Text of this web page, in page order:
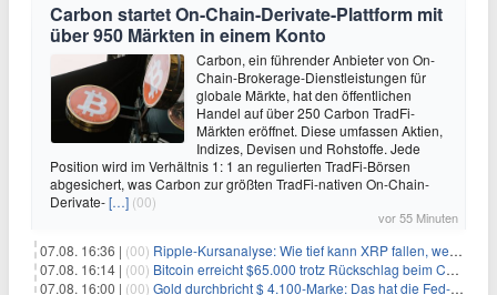
Carbon startet On-Chain-Derivate-Plattform mit
über 950 Märkten in einem Konto
Carbon, ein führender Anbieter von On-
Chain-Brokerage-Dienstleistungen für
globale Märkte, hat den öffentlichen
Handel auf über 250 Carbon TradFi-
Märkten eröffnet. Diese umfassen Aktien,
Indizes, Devisen und Rohstoffe. Jede
Position wird im Verhältnis 1: 1 an regulierten TradFi-Börsen
abgesichert, was Carbon zur größten TradFi-nativen On-Chain-
Derivate-[…] (00)
vor 55 Minuten
07.08. 16:36 | (00) Ripple-Kursanalyse: Wie tief kann XRP fallen, wenn die $1-Unterstützung am Wochenende verloren geht?
07.08. 16:14 | (00) Bitcoin erreicht $65.000 trotz Rückschlag beim CLARITY Act und fehlendem US-Iran-Abkommen
07.08. 16:00 | (00) Gold durchbricht $ 4.100-Marke: Das hat die Fed-Entscheidung ausgelöst